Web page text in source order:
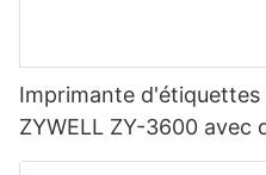
Imprimante
ZYWELL ZY-3600 avec